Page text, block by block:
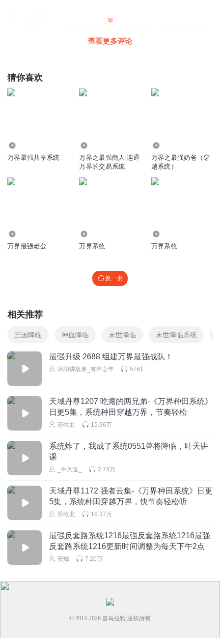
人，后无来者，破天荒的，不拘一格，妙笔生辉的点睛之
平，拔刀相助的绿林好汉。此贴不仅完美的配合了主题，而
快、准、狠，三大特点。仅此可以证明回帖者是一位上通天
史册，与诸葛亮、李白、杜甫等一样为后世颂扬！最后让我
们气运丹田大吼一声：好！
灵魂飞升超脱
回复
擦，这结局是真的无语
2023-05-16
感觉傻逼逼的最最后一次妻怪里怪气的
2022-08-10
天E刀
结局太扯淡
2022-01-17
大奉许新年
尼玛，这就结局了，莫名其妙的？意思是这些人这些 剧情一
直在无限重复？
回复 2021-11-21 0
查看更多评论
猜你喜欢
万界最强共享系统
万界之最强商人|连通
万界的交易系统
万界之最强奶爸（穿
越系统）
万界最强老公 万界系统 万界系统
换一批
相关推荐
三国降临 神血降临 末世降临 末世降临系统
最强升级 2688 组建万界最强战队！
沐阳讲故事_有声之年 5761
天域丹尊1207 吃瘪的两兄弟-《万界种田系统》
日更5集，系统种田穿越万界，节奏轻松
苏牧北 15.96万
系统炸了，我成了系统0551兽将降临，叶天讲
课
_牛大宝_ 2.74万
天域丹尊1172 强者云集-《万界种田系统》日更
5集，系统种田穿越万界，快节奏轻松听
苏牧北 16.37万
最强反套路系统1216最强反套路系统1216最强
反套路系统1216更新时间调整为每天下午2点
安燃 7.20万
© 2014-2026 喜马拉雅 版权所有